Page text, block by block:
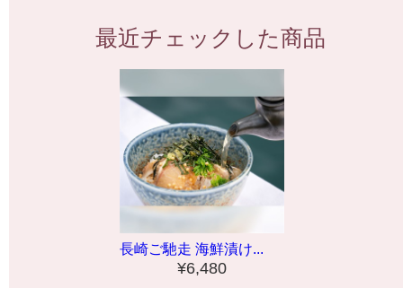
最近チェックした商品
長崎ご馳走 海鮮漬け...
¥6,480